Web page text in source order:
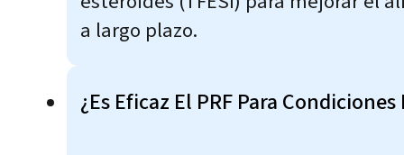
a largo plazo.
¿Es Eficaz El PRF Para